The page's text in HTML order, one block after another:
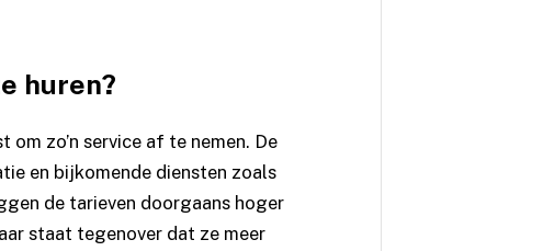
huren?
zo’n service af te nemen. De
en bijkomende diensten zoals
de tarieven doorgaans hoger
staat tegenover dat ze meer